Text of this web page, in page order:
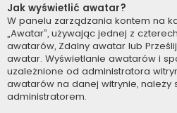
Jak wyświetlić awatar?
W panelu zarządzania kontem na
„Awatar”, używając jednej z
awatarów, Zdalny awatar lub
awatar. Wyświetlanie awatarów i
uzależnione od administratora
awatarów na danej witrynie, należy
administratorem.